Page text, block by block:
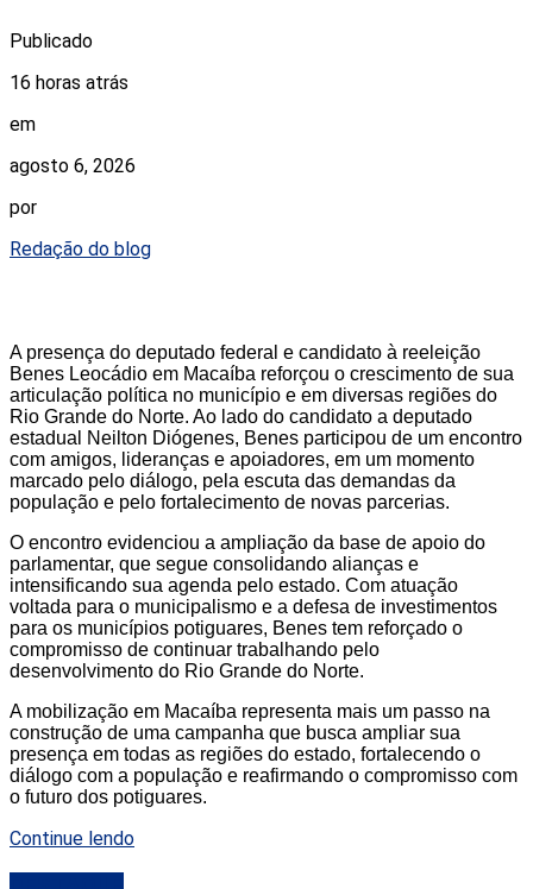
Publicado
16 horas atrás
em
agosto 6, 2026
por
Redação do blog
A presença do deputado federal e candidato à reeleição
Benes Leocádio em Macaíba reforçou o crescimento de sua
articulação política no município e em diversas regiões do
Rio Grande do Norte. Ao lado do candidato a deputado
estadual Neilton Diógenes, Benes participou de um encontro
com amigos, lideranças e apoiadores, em um momento
marcado pelo diálogo, pela escuta das demandas da
população e pelo fortalecimento de novas parcerias.
O encontro evidenciou a ampliação da base de apoio do
parlamentar, que segue consolidando alianças e
intensificando sua agenda pelo estado. Com atuação
voltada para o municipalismo e a defesa de investimentos
para os municípios potiguares, Benes tem reforçado o
compromisso de continuar trabalhando pelo
desenvolvimento do Rio Grande do Norte.
A mobilização em Macaíba representa mais um passo na
construção de uma campanha que busca ampliar sua
presença em todas as regiões do estado, fortalecendo o
diálogo com a população e reafirmando o compromisso com
o futuro dos potiguares.
Continue lendo